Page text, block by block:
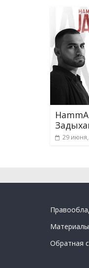
29
Обратная